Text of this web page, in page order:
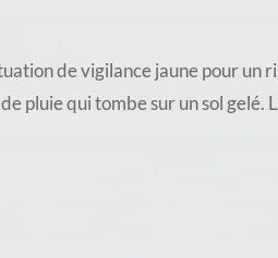
de vigilance jaune pour un
pluie qui tombe sur un sol gelé.